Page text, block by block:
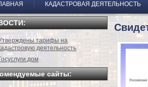
КАДАСТРОВАЯ ДЕЯТЕЛЬНОСТЬ
тарифы на
деятельность
сайты: